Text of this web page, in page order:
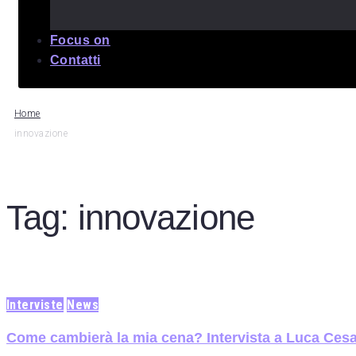
Focus on
Contatti
Home
innovazione
Tag: innovazione
Interviste News
Come cambierà la mia cena? Intervista a Luca